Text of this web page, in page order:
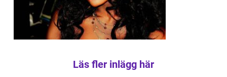
Läs fler inlägg här